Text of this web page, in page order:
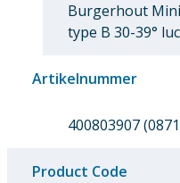
Burgerhout
type B 30-39°
Artikelnummer
400803907
Product Code